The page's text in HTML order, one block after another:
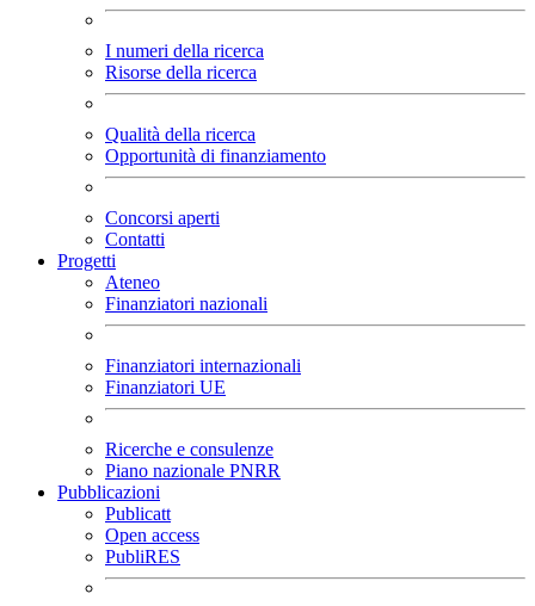
I numeri della ricerca
Risorse della ricerca
Qualità della ricerca
Opportunità di finanziamento
Concorsi aperti
Contatti
Progetti
Ateneo
Finanziatori nazionali
Finanziatori internazionali
Finanziatori UE
Ricerche e consulenze
Piano nazionale PNRR
Pubblicazioni
Publicatt
Open access
PubliRES